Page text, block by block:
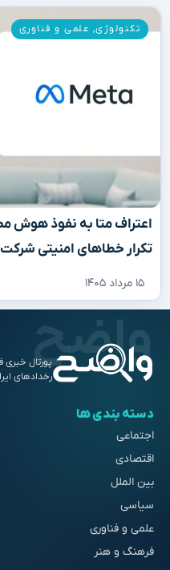
اعتراف متا به نفوذ هوش
تکرار خطاهای امنیتی شرکت Irregular
۱۵ مرداد ۱۴۰۵
تکنولوژی, علمی و فناوری
پورتال خبری
رخدادهای
دسته بندی ها
اجتماعی
اقتصادی
بین الملل
سیاسی
علمی و فناوری
فرهنگ و هنر